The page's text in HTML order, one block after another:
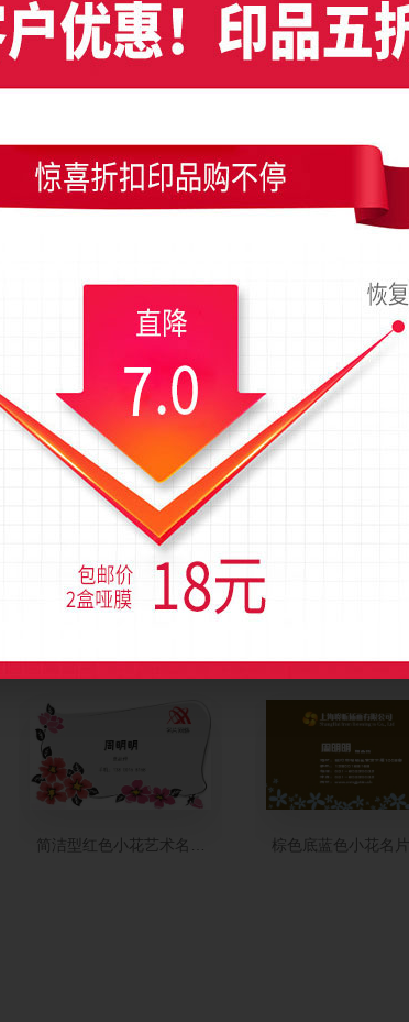
设计，编号是7081，文件格式PDF，请使用Illustrator CC及以上版
上传时间为2018-03-24 19:44 星期六
简洁型红色小花艺术名片模板 棕色底蓝色小花名